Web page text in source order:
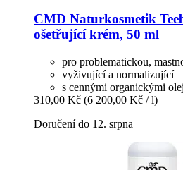
CMD Naturkosmetik
ošetřující krém, 50 ml
pro problematickou,
vyživující a normalizující
s cennými organickými
310,00 Kč (6 200,00 Kč / l)
Doručení do 12. srpna